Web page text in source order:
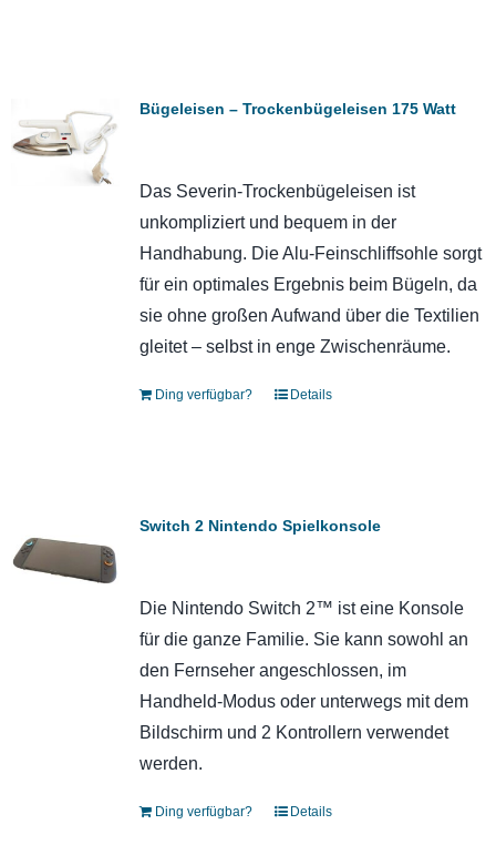
Bügeleisen – Trockenbügeleisen 175 Watt
Das Severin-Trockenbügeleisen ist
unkompliziert und bequem in der
Handhabung. Die Alu-Feinschliffsohle sorgt
für ein optimales Ergebnis beim Bügeln, da
sie ohne großen Aufwand über die Textilien
gleitet – selbst in enge Zwischenräume.
Ding verfügbar? Details
Switch 2 Nintendo Spielkonsole
Die Nintendo Switch 2™ ist eine Konsole
für die ganze Familie. Sie kann sowohl an
den Fernseher angeschlossen, im
Handheld-Modus oder unterwegs mit dem
Bildschirm und 2 Kontrollern verwendet
werden.
Ding verfügbar? Details